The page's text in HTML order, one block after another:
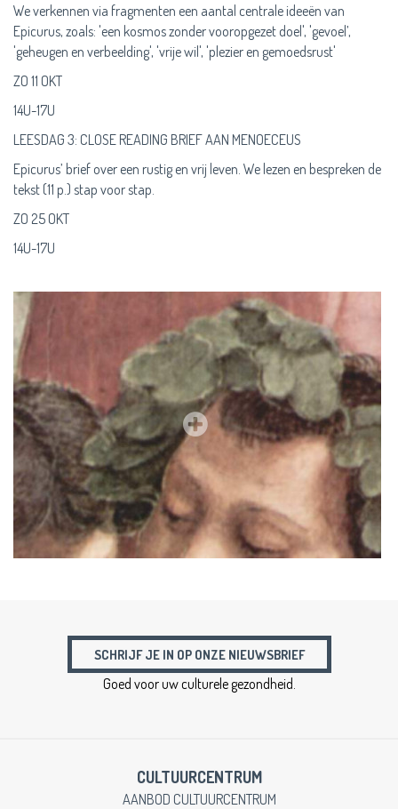
We verkennen via fragmenten een aantal centrale ideeën van
Epicurus, zoals: 'een kosmos zonder vooropgezet doel', 'gevoel’,
'geheugen en verbeelding', 'vrije wil', 'plezier en gemoedsrust'
ZO 11 OKT
14U-17U
LEESDAG 3: CLOSE READING BRIEF AAN MENOECEUS
Epicurus’ brief over een rustig en vrij leven. We lezen en bespreken de
tekst (11 p.) stap voor stap.
ZO 25 OKT
14U-17U
SCHRIJF JE IN OP ONZE NIEUWSBRIEF
Goed voor uw culturele gezondheid.
CULTUURCENTRUM
AANBOD CULTUURCENTRUM